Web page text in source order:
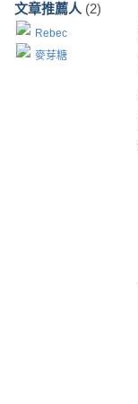
文章推薦人 (2)
Rebec
麥芽糖